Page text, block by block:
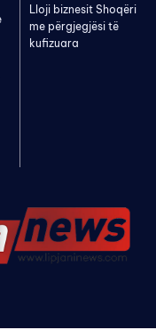
Lloji biznesit Shoqëri
me përgjegjësi të
kufizuara